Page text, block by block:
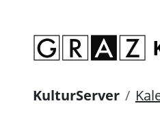
KulturServer